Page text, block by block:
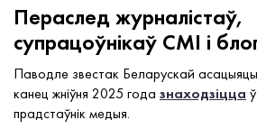
Пераслед журналістаў,
супрацоўнікаў СМІ і
Паводле звестак Беларускай
канец жніўня 2025 года знаходзіцца
прадстаўнік медыя.